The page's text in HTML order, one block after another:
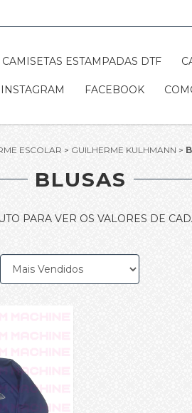
CAMISETAS ESTAMPADAS DTF
INSTAGRAM FACEBOOK
ESCOLAR > GUILHERME KULHMANN >
BLUSAS
PARA VER OS VALORES DE